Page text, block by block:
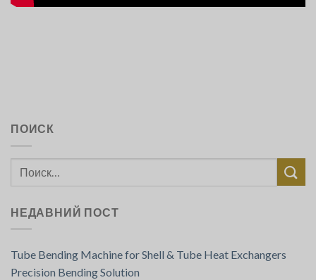
ПОИСК
НЕДАВНИЙ ПОСТ
Tube Bending Machine for Shell & Tube Heat Exchangers
Precision Bending Solution